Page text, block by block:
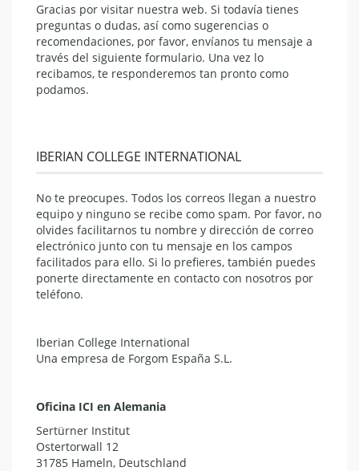
Gracias por visitar nuestra web. Si todavía tienes
preguntas o dudas, así como sugerencias o
recomendaciones, por favor, envíanos tu mensaje a
través del siguiente formulario. Una vez lo
recibamos, te responderemos tan pronto como
podamos.
IBERIAN COLLEGE INTERNATIONAL
No te preocupes. Todos los correos llegan a nuestro
equipo y ninguno se recibe como spam. Por favor, no
olvides facilitarnos tu nombre y dirección de correo
electrónico junto con tu mensaje en los campos
facilitados para ello. Si lo prefieres, también puedes
ponerte directamente en contacto con nosotros por
teléfono.
Iberian College International
Una empresa de Forgom España S.L.
Oficina ICI en Alemania
Sertürner Institut
Ostertorwall 12
31785 Hameln, Deutschland